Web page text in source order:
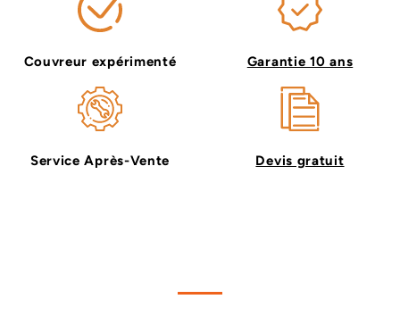
Couvreur expérimenté Garantie 10 ans
Service Après-Vente Devis gratuit